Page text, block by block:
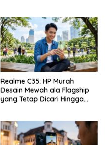
Realme C35: HP Murah
Desain Mewah ala Flagship
yang Tetap Dicari Hingga